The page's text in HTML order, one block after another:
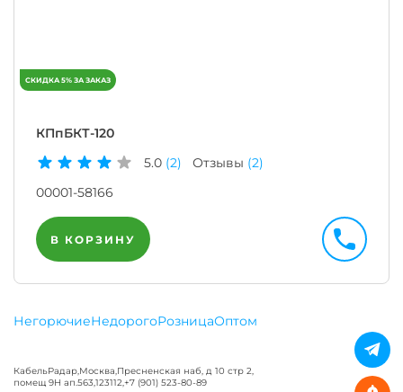
КПпБКТ-120
5.0 (2) Отзывы (2)
00001-58166
В КОРЗИНУ
НегорючиеНедорогоРозницаОптом
КабельРадар,Москва,Пресненская наб, д 10 стр 2,
помещ 9Н ап.563,123112,+7 (901) 523-80-89